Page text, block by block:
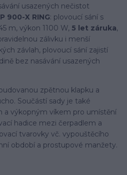
usazených nečistot
900-X RING: plovoucí sání s
m, výkon 1100 W, 5 let záruka,
zálivku i menší
závlah, plovoucí sání zajistí
bez nasávání usazených
zpětnou klapku a
Součástí sady je také
a výkopným víkem pro umístění
hadice mezi čerpadlem a
tvarovky vč. vypouštěcího
období a prostupové manžety.